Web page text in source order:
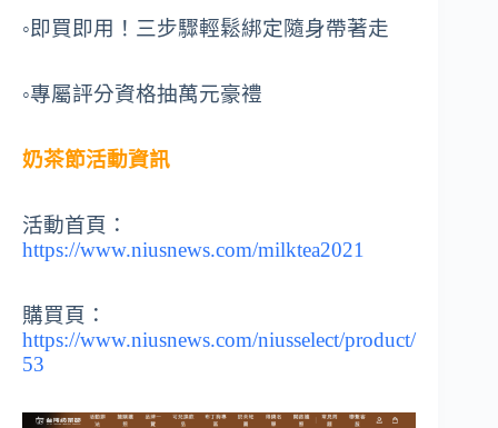
◦即買即用！三步驟輕鬆綁定隨身帶著走
◦專屬評分資格抽萬元豪禮​
奶茶節活動資訊
活動首頁：
https://www.niusnews.com/milktea2021
購買頁：
https://www.niusnews.com/niusselect/product/
53